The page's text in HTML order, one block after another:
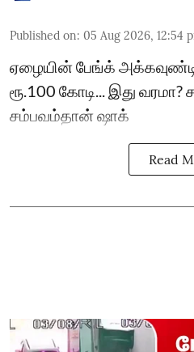
Published on: 05 Aug 2026, 12:54
ஏழையின் பேங்க்
ரூ.100 கோடி... இது
சம்பவம்தான் ஷாக்
Read